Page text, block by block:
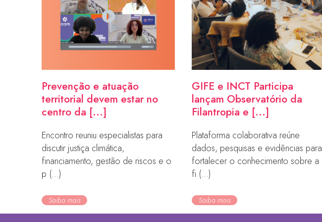
Prevenção e atuação
territorial devem estar no
centro da [...]
Encontro reuniu especialistas para
discutir justiça climática,
financiamento, gestão de riscos e o
p (...)
Saiba mais
GIFE e INCT Participa
lançam Observatório da
Filantropia e [...]
Plataforma colaborativa reúne
dados, pesquisas e evidências para
fortalecer o conhecimento sobre a
fi (...)
Saiba mais